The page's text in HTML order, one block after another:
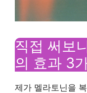
직접 써보
의 효과 3
제가 멜라토닌을